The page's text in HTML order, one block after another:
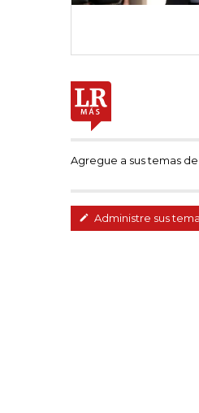
Agregue a sus temas
Administre sus